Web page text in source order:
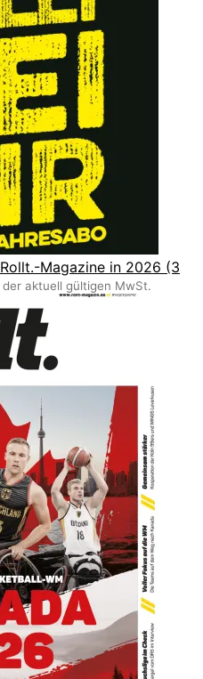
Magazine in 2026 (3
der aktuell gültigen MwSt.